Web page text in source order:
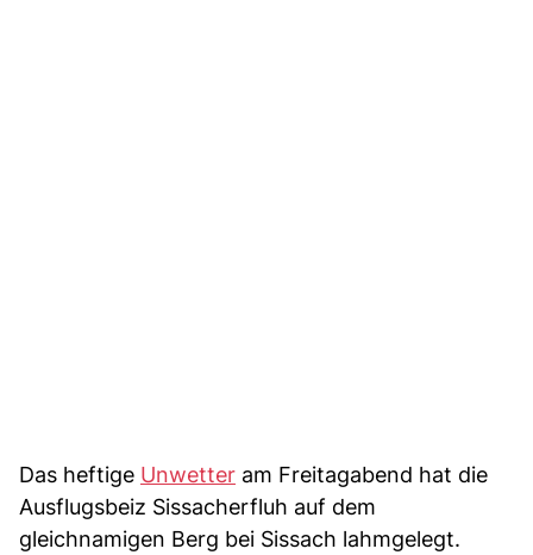
Das heftige Unwetter am Freitagabend hat die
Ausflugsbeiz Sissacherfluh auf dem
gleichnamigen Berg bei Sissach lahmgelegt.